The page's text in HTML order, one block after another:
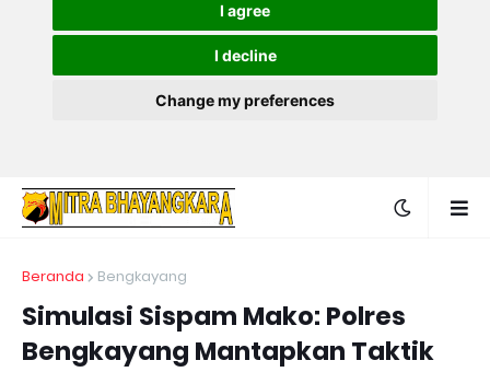
I agree
I decline
Change my preferences
Beranda Bengkayang
Simulasi Sispam Mako: Polres
Bengkayang Mantapkan Taktik